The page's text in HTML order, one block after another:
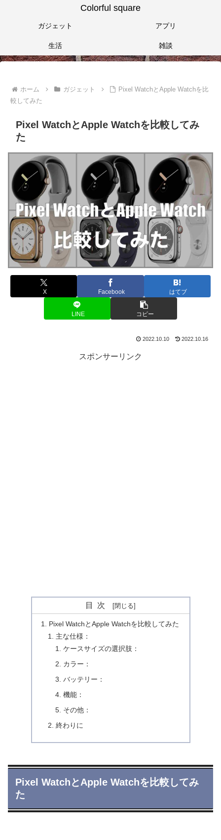
Colorful square
ガジェット アプリ
生活 雑談
ホーム ガジェット
Pixel WatchとApple Watchを比
較してみた
Pixel WatchとApple Watchを比較してみ
た
X Facebook はてブ
LINE コピー
2022.10.10 2022.10.16
スポンサーリンク
目次
Pixel WatchとApple Watchを比較してみた
主な仕様：
ケースサイズの選択肢：
カラー：
バッテリー：
機能：
その他：
終わりに
Pixel WatchとApple Watchを比較してみ
た